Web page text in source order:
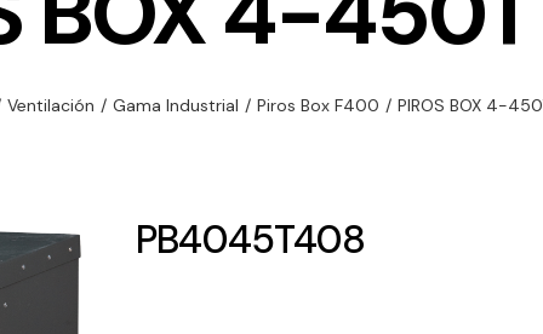
y
de
y
Ventilación
ventilación
Ventilación / Gama Industrial / Piros Box F400 / PIROS BOX 4-
PB4045T408